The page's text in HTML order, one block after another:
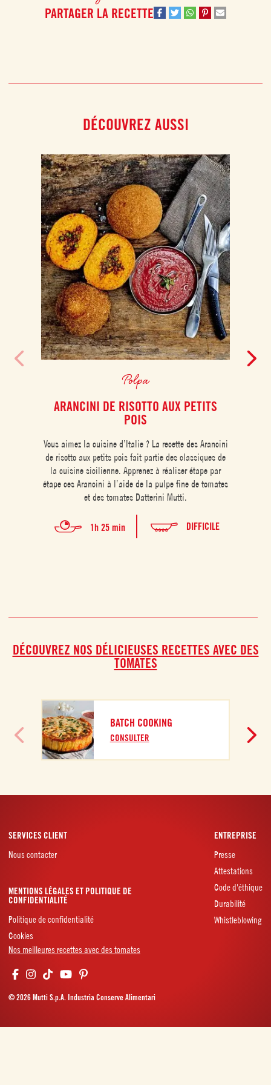
PARTAGER LA RECETTE
DÉCOUVREZ AUSSI
Polpa
ARANCINI DE RISOTTO AUX PETITS
POIS
Vous aimez la cuisine d’Italie ? La recette des Arancini
de risotto aux petits pois fait partie des classiques de
la cuisine sicilienne. Apprenez à réaliser étape par
étape ces Arancini à l’aide de la pulpe fine de tomates
et des tomates Datterini Mutti.
1h 25 min DIFFICILE
DÉCOUVREZ NOS DÉLICIEUSES RECETTES AVEC DES
TOMATES
BATCH COOKING
CONSULTER
SERVICES CLIENT
Nous contacter
ENTREPRISE
Presse
Attestations
Code d'éthique
Durabilité
Whistleblowing
MENTIONS LÉGALES ET POLITIQUE DE
CONFIDENTIALITÉ
Politique de confidentialité
Cookies
Nos meilleures recettes avec des tomates
© 2026 Mutti S.p.A. Industria Conserve Alimentari